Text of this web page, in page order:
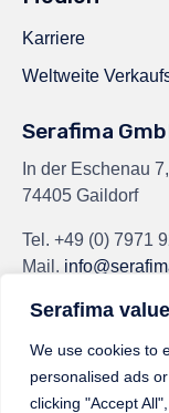
Serafima
We use cookies to
personalised ads
clicking "Accept
Karriere
Weltweite
Serafima
In der Eschenau 7,
74405 Gaildorf
Tel. +49 (0) 7971
Mail.
© 2024 Serafima GmbH &